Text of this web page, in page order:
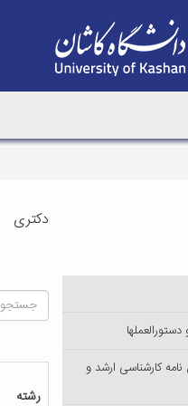
دکتری
رشته
کارشناسی ارشد و